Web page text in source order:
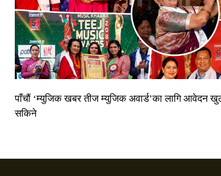
पाँचौं ‘म्युजिक खबर तीज म्युजिक अवार्ड’का लागि आवेदन
सकिने